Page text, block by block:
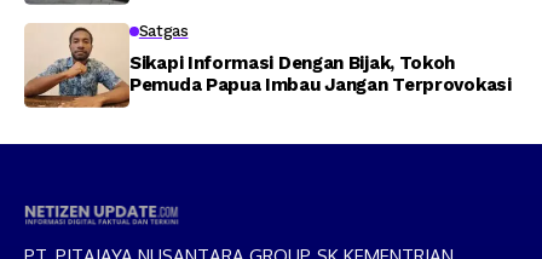
Satgas
Sikapi Informasi Dengan Bijak, Tokoh
Pemuda Papua Imbau Jangan Terprovokasi